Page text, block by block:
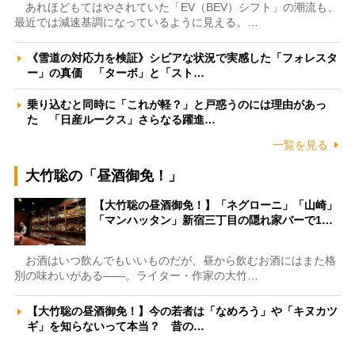
あれほどもてはやされていた「EV（BEV）シフト」の潮流も、
最近では減速基調になっているように見える。…
《雪道の対応力を検証》シビアな状況で実感した「フォレスタ
ー」の真価 「ターボ」と「スト…
乗り込むと同時に「これが軽？」と戸惑うのには理由があっ
た 「日産ルークス」さらなる躍進…
一覧を見る
大竹聡の「昼酒御免！」
【大竹聡の昼酒御免！】「ネグローニ」「山崎」
「マンハッタン」新宿三丁目の隠れ家バーで1…
お酒はいつ飲んでもいいものだが、昼から飲むお酒にはまた格
別の味わいがある――。ライター・作家の大竹…
【大竹聡の昼酒御免！】今の若者は「なめろう」や「キヌカツ
ギ」を知らないって本当？ 昔の…